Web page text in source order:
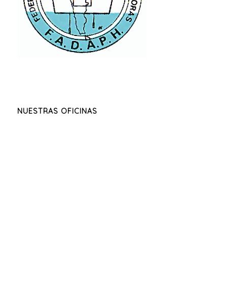
NUESTRAS OFICINAS